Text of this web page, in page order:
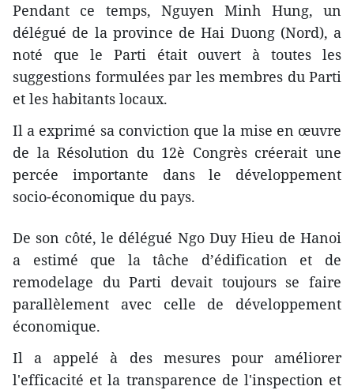
Pendant ce temps, Nguyen Minh Hung, un
délégué de la province de Hai Duong (Nord), a
noté que le Parti était ouvert à toutes les
suggestions formulées par les membres du Parti
et les habitants locaux.
Il a exprimé sa conviction que la mise en œuvre
de la Résolution du 12è Congrès créerait une
percée importante dans le développement
socio-économique du pays.
De son côté, le délégué Ngo Duy Hieu de Hanoi
a estimé que la tâche d’édification et de
remodelage du Parti devait toujours se faire
parallèlement avec celle de développement
économique.
Il a appelé à des mesures pour améliorer
l'efficacité et la transparence de l'inspection et